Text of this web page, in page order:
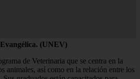
(UNEV)
de Veterinaria que se centra en la
animales, así como en la relación entre los